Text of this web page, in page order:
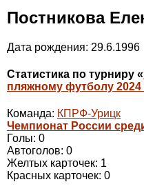
Постникова
Дата рождения: 29.6.1996
Статистика по турниру «
пляжному футболу
Команда: КПРФ-Урицк
Чемпионат России
Голы: 0
Автоголов: 0
Желтых карточек: 1
Красных карточек: 0